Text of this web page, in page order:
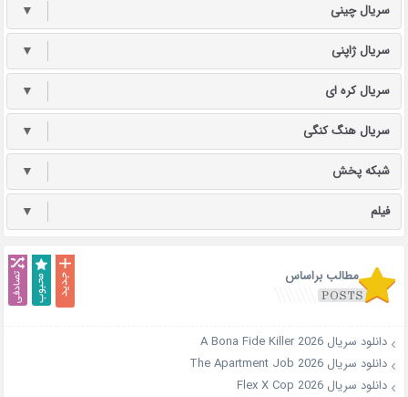
سریال چینی ▼
سریال ژاپنی ▼
سریال کره ای ▼
سریال هنگ کنگی ▼
شبکه پخش ▼
فیلم ▼
مطالب براساس
دانلود سریال A Bona Fide Killer 2026
دانلود سریال The Apartment Job 2026
دانلود سریال Flex X Cop 2026